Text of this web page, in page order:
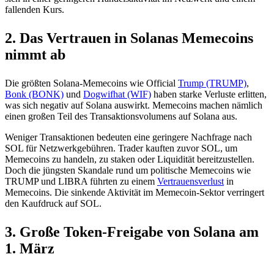
fallenden Kurs.
2. Das Vertrauen in Solanas Memecoins
nimmt ab
Die größten Solana-Memecoins wie Official Trump (TRUMP),
Bonk (BONK) und Dogwifhat (WIF) haben starke Verluste erlitten,
was sich negativ auf Solana auswirkt. Memecoins machen nämlich
einen großen Teil des Transaktionsvolumens auf Solana aus.
Weniger Transaktionen bedeuten eine geringere Nachfrage nach
SOL für Netzwerkgebühren. Trader kauften zuvor SOL, um
Memecoins zu handeln, zu staken oder Liquidität bereitzustellen.
Doch die jüngsten Skandale rund um politische Memecoins wie
TRUMP und LIBRA führten zu einem Vertrauensverlust in
Memecoins. Die sinkende Aktivität im Memecoin-Sektor verringert
den Kaufdruck auf SOL.
3. Große Token-Freigabe von Solana am
1. März